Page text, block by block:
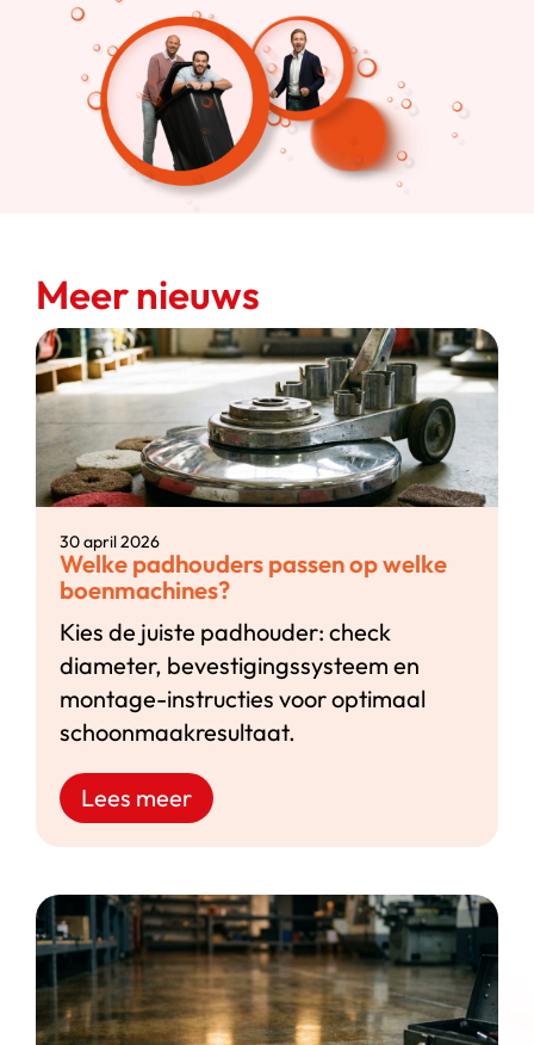
Meer nieuws
30 april 2026
Welke padhouders passen op welke
boenmachines?
Kies de juiste padhouder: check
diameter, bevestigingssysteem en
montage-instructies voor optimaal
schoonmaakresultaat.
Lees meer